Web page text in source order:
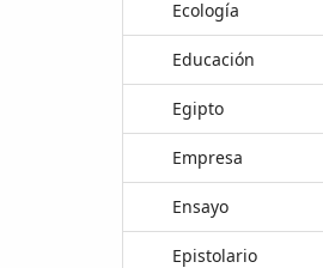
Ecología
Educación
Egipto
Empresa
Ensayo
Epistolario